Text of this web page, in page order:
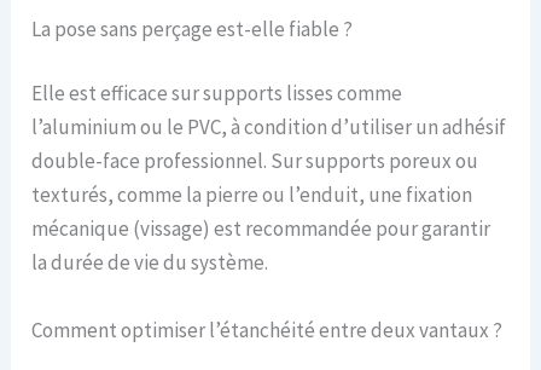
La pose sans perçage est-elle fiable ?
Elle est efficace sur supports lisses comme
l’aluminium ou le PVC, à condition d’utiliser un adhésif
double-face professionnel. Sur supports poreux ou
texturés, comme la pierre ou l’enduit, une fixation
mécanique (vissage) est recommandée pour garantir
la durée de vie du système.
Comment optimiser l’étanchéité entre deux vantaux ?